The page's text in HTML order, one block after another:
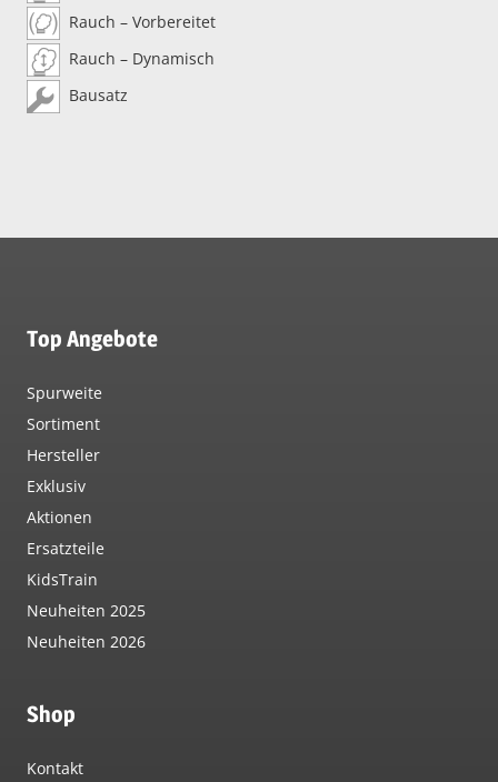
Rauch – Vorbereitet
Rauch – Dynamisch
Bausatz
Top Angebote
Spurweite
Sortiment
Hersteller
Exklusiv
Aktionen
Ersatzteile
KidsTrain
Neuheiten 2025
Neuheiten 2026
Shop
Kontakt